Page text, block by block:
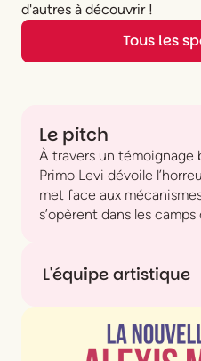
d'autres à découvrir !
Tous les
Le pitch
À travers un témoignage
Primo Levi dévoile
met face aux
s’opèrent dans les
L'équipe artistique
ActeurGilbert Ponté